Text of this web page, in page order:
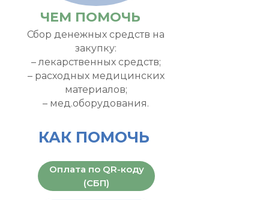
Сбор денежных средств на
закупку:
– лекарственных средств;
– расходных медицинских
материалов;
– мед.оборудования.
ЧЕМ ПОМОЧЬ
КАК ПОМОЧЬ
Оплата по QR-коду
(СБП)